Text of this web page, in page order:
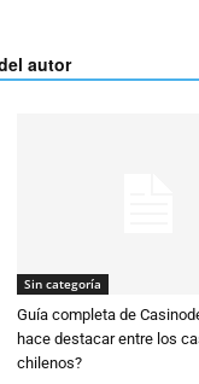
autor
Sin categoría
Guía completa de
hace destacar entre los
chilenos?